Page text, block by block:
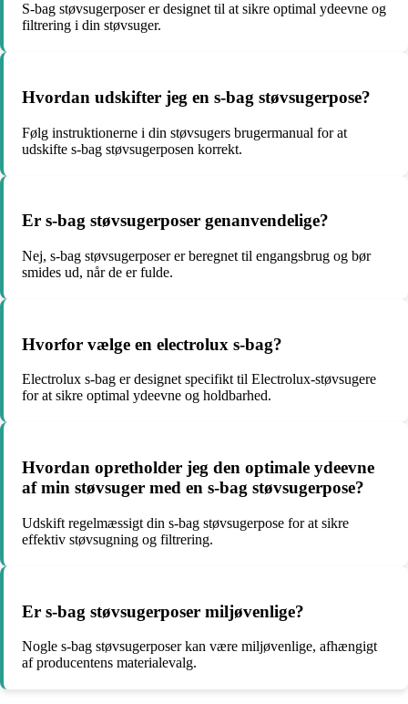
S-bag støvsugerposer er designet til at sikre optimal ydeevne og
filtrering i din støvsuger.
Hvordan udskifter jeg en s-bag støvsugerpose?
Følg instruktionerne i din støvsugers brugermanual for at
udskifte s-bag støvsugerposen korrekt.
Er s-bag støvsugerposer genanvendelige?
Nej, s-bag støvsugerposer er beregnet til engangsbrug og bør
smides ud, når de er fulde.
Hvorfor vælge en electrolux s-bag?
Electrolux s-bag er designet specifikt til Electrolux-støvsugere
for at sikre optimal ydeevne og holdbarhed.
Hvordan opretholder jeg den optimale ydeevne
af min støvsuger med en s-bag støvsugerpose?
Udskift regelmæssigt din s-bag støvsugerpose for at sikre
effektiv støvsugning og filtrering.
Er s-bag støvsugerposer miljøvenlige?
Nogle s-bag støvsugerposer kan være miljøvenlige, afhængigt
af producentens materialevalg.